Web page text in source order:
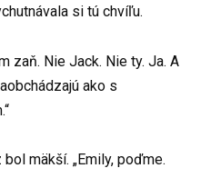
si tú chvíľu.
zaň. Nie Jack. Nie ty. Ja. A
ako s
mäkší. „Emily, poďme.